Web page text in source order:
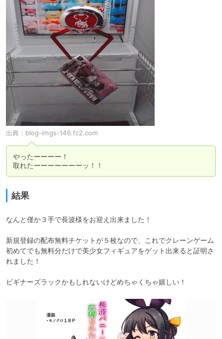
出典： blog-imgs-146.fc2.com
やったーーーー！
取れたーーーーーーーッ！！
結果
なんと僅か３手で長波様をお迎え出来ました！
新規登録の配布無料チケットが５枚なので、これでクレーンゲーム
初めてでも無料分だけで美少女フィギュアをゲット出来ると証明さ
れました！
ビギナーズラックかもしれないけどめちゃくちゃ嬉しい！